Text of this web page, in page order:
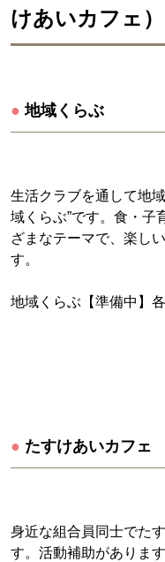
けあいカフェ）
● 地域くらぶ
生活クラブを通して地
域くらぶ”です。食・子
ざまなテーマで、楽し
す。
地域くらぶ【準備中】
● たすけあいカフェ
身近な組合員同士でた
す。活動補助があります